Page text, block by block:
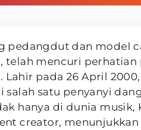
pedangdut dan model
telah mencuri
pada 26 April 2000,
salah satu penyanyi
hanya di dunia musik,
creator, menunjukkan